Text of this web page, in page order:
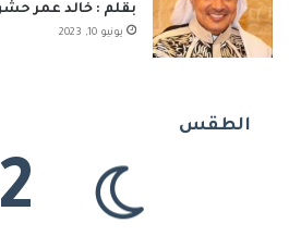
بقلم : خالد عمر
يونيو 10, 2023
الطقس